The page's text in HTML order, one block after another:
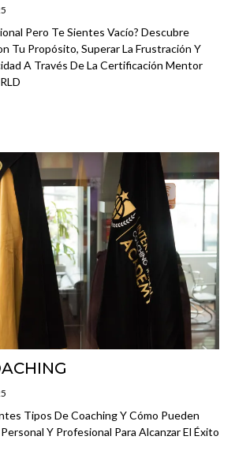
Pero Te Sientes Vacío? Descubre
Tu Propósito, Superar La Frustración Y
A Través De La Certificación Mentor
Tipos De Coaching Y Cómo Pueden
Y Profesional Para Alcanzar El Éxito